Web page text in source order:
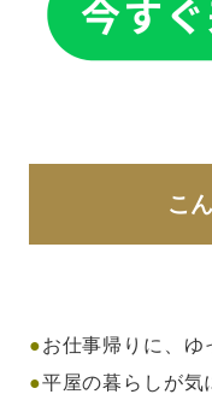
こ
●お仕事帰りに、ゆ
●平屋の暮らしが気